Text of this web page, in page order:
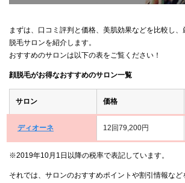
まずは、口コミ評判と価格、美肌効果などを比較し
脱毛サロンを紹介します。
おすすめのサロンは以下の表をご覧ください！
顔脱毛がお得なおすすめのサロン一覧
サロン 価格
ディオーネ 12回79,200円
※2019年10月1日以降の税率で表記しています。
それでは、サロンのおすすめポイントや割引情報など